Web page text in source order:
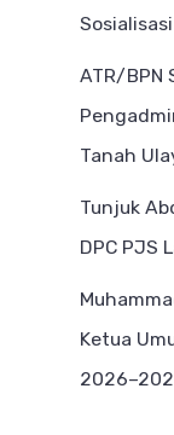
Sosialisasi
ATR/BPN
Tanah
Tunjuk
DPC PJS
Ketua